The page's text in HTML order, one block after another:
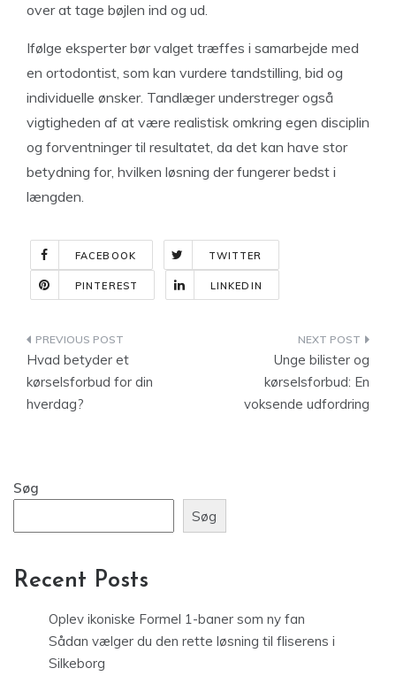
over at tage bøjlen ind og ud.
Ifølge eksperter bør valget træffes i samarbejde med
en ortodontist, som kan vurdere tandstilling, bid og
individuelle ønsker. Tandlæger understreger også
vigtigheden af at være realistisk omkring egen disciplin
og forventninger til resultatet, da det kan have stor
betydning for, hvilken løsning der fungerer bedst i
længden.
FACEBOOK TWITTER
PINTEREST LINKEDIN
Indlægsnavigation
Hvad betyder et
kørselsforbud for din
hverdag?
Unge bilister og
kørselsforbud: En
voksende udfordring
Søg
Søg
Recent Posts
Oplev ikoniske Formel 1-baner som ny fan
Sådan vælger du den rette løsning til fliserens i
Silkeborg